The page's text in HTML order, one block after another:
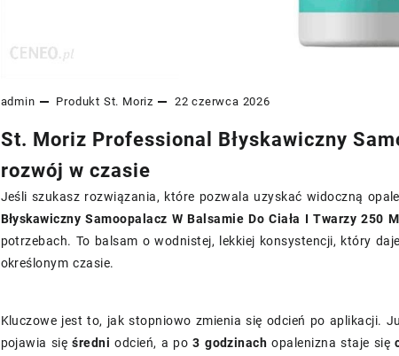
admin Produkt St. Moriz 22 czerwca 2026
St. Moriz Professional Błyskawiczny
rozwój w czasie
Jeśli szukasz rozwiązania, które pozwala uzyskać widoczną
Błyskawiczny Samoopalacz W Balsamie Do Ciała I Twarzy 250 Ml
potrzebach. To balsam o wodnistej, lekkiej konsystencji, który daje
określonym czasie.
Kluczowe jest to, jak stopniowo zmienia się odcień po aplikacji.
pojawia sięśredni odcień, a po3 godzinach opalenizna staje się